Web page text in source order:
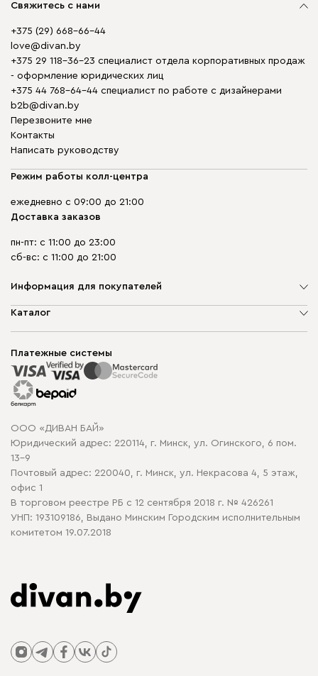
Свяжитесь с нами
+375 (29) 668-66-44
love@divan.by
+375 29 118-36-23 специалист отдела корпоративных продаж
- оформление юридических лиц
+375 44 768-64-44 специалист по работе с дизайнерами
b2b@divan.by
Перезвоните мне
Контакты
Написать руководству
Режим работы колл-центра
ежедневно с 09:00 до 21:00
Доставка заказов
пн-пт: с 11:00 до 23:00
сб-вс: с 11:00 до 21:00
Информация для покупателей
О компании
Способы оплаты
Рассрочка и кредит
Гарантия
Карта сайта
Политика конфиденциальности
Политика в отношении обработки cookie
Каталог
Корпусная мебель
Распродажа мебели
Платежные системы
ООО «ДИВАН БАЙ»
Юридический адрес: 220114, г. Минск, ул. Огинского, 6 пом.
13-9
Почтовый адрес: 220040, г. Минск, ул. Некрасова 4, 5 этаж,
офис 1
В торговом реестре РБ с 12 сентября 2018 г. № 426261
УНП: 193109186, Выдано Минским Городским исполнительным
комитетом 19.07.2018